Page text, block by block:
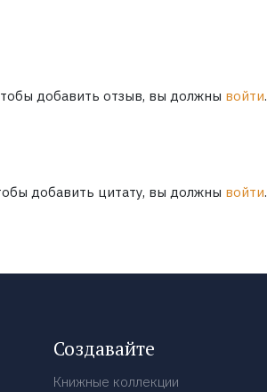
добавить отзыв, вы должны войти.
добавить цитату, вы должны войти.
Создавайте
Книжные коллекции